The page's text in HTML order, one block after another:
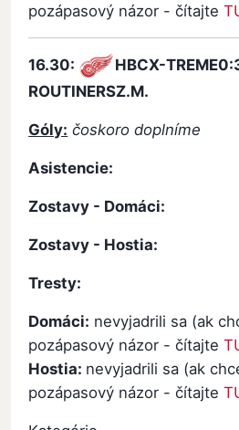
pozápasový názor - čítajte
16.30: HBCX-TREME
ROUTINERSZ.M.
Góly: čoskoro doplníme
Asistencie:
Zostavy - Domáci:
Zostavy - Hostia:
Tresty:
Domáci: nevyjadrili sa (ak
pozápasový názor - čítajte
Hostia: nevyjadrili sa (ak
pozápasový názor - čítajte